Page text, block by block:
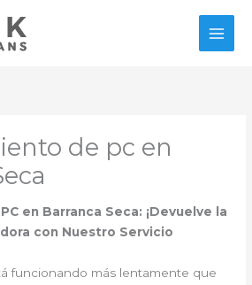
de pc en
en Barranca Seca: ¡Devuelve la
con Nuestro Servicio
funcionando más lentamente que